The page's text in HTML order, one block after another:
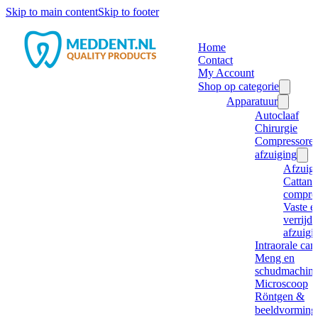
Skip to main contentSkip to footer
Home
Contact
My Account
Shop op categorie
Apparatuur
Autoclaaf
Chirurgie
afzuiging
Cattani
Vaste
Intraorale
Meng en
Microscoop
Röntgen &
beeldvorming